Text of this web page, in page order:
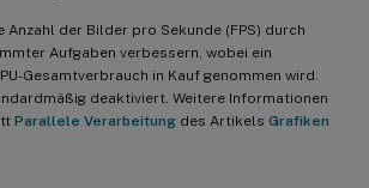
Anzahl der Bilder pro Sekunde (FPS) durch
Aufgaben verbessern, wobei ein
Gesamtverbrauch in Kauf genommen wird.
deaktiviert. Weitere Informationen
Parallele Verarbeitung des Artikels Grafiken